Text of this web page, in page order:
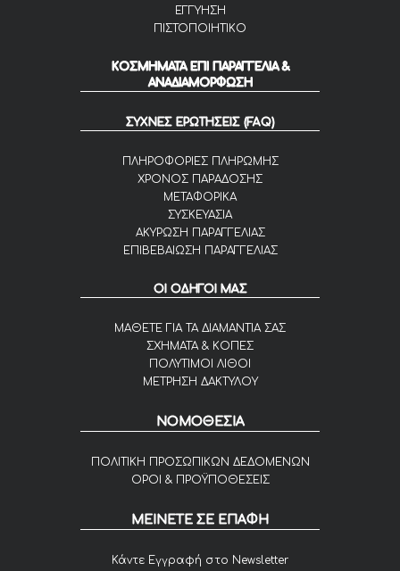
ΕΓΓΥΗΣΗ
ΠΙΣΤΟΠΟΙΗΤΙΚΟ
ΚΟΣΜΗΜΑΤΑ ΕΠΙ ΠΑΡΑΓΓΕΛΙΑ &
ΑΝΑΔΙΑΜΟΡΦΩΣΗ
ΣΥΧΝΕΣ ΕΡΩΤΗΣΕΙΣ (FAQ)
ΠΛΗΡΟΦΟΡΙΕΣ ΠΛΗΡΩΜΗΣ
ΧΡΟΝΟΣ ΠΑΡΑΔΟΣΗΣ
ΜΕΤΑΦΟΡΙΚΑ
ΣΥΣΚΕΥΑΣΙΑ
ΑΚΥΡΩΣΗ ΠΑΡΑΓΓΕΛΙΑΣ
ΕΠΙΒΕΒΑΙΩΣΗ ΠΑΡΑΓΓΕΛΙΑΣ
ΟΙ ΟΔΗΓΟΙ ΜΑΣ
ΜΑΘΕΤΕ ΓΙΑ ΤΑ ΔΙΑΜΑΝΤΙΑ ΣΑΣ
ΣΧΗΜΑΤΑ & ΚΟΠΕΣ
ΠΟΛΥΤΙΜΟΙ ΛΙΘΟΙ
ΜΕΤΡΗΣΗ ΔΑΚΤΥΛΟΥ
ΝΟΜΟΘΕΣΙΑ
ΠΟΛΙΤΙΚΗ ΠΡΟΣΩΠΙΚΩΝ ΔΕΔΟΜΕΝΩΝ
ΟΡΟΙ & ΠΡΟΫΠΟΘΕΣΕΙΣ
ΜΕΙΝΕΤΕ ΣΕ ΕΠΑΦΗ
Κάντε Εγγραφή στο Newsletter